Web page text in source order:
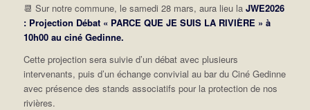
📆 Sur notre commune, le samedi 28 mars, aura lieu la JWE2026
: Projection Débat « PARCE QUE JE SUIS LA RIVIÈRE » à
10h00 au ciné Gedinne.
Cette projection sera suivie d’un débat avec plusieurs
intervenants, puis d’un échange convivial au bar du Ciné Gedinne
avec présence des stands associatifs pour la protection de nos
rivières.